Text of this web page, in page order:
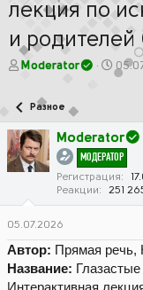
лекция по
и
А
о
р
т
е
Moderator
Д
а
а
ч
а
л
а
Разное
Moderator
МОДЕРАТОР
Регистрация
Реакции
251
05.07.2026
Автор: Прямая речь,
Название:
Интерактивная